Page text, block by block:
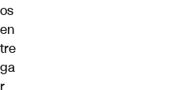
os
en
tre
ga
r